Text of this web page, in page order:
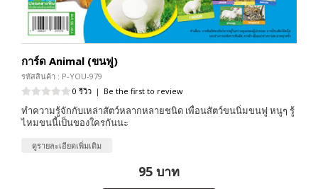
การ์ด Animal (ขนฟู)
รหัสสินค้า : P-YOU-979
0 รีวิว | Be the first to review
ทำความรู้จักกับเหล่าสัตว์หลากหลายชนิด เพื่อนสัตว์ขนนิ่มขนฟู หนูๆ รู้
ไหมขนนี้เป็นของใครกันนะ
ดูรายละเอียดเพิ่มเติม
95 บาท